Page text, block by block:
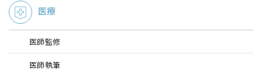
医療
医師監修
医師執筆